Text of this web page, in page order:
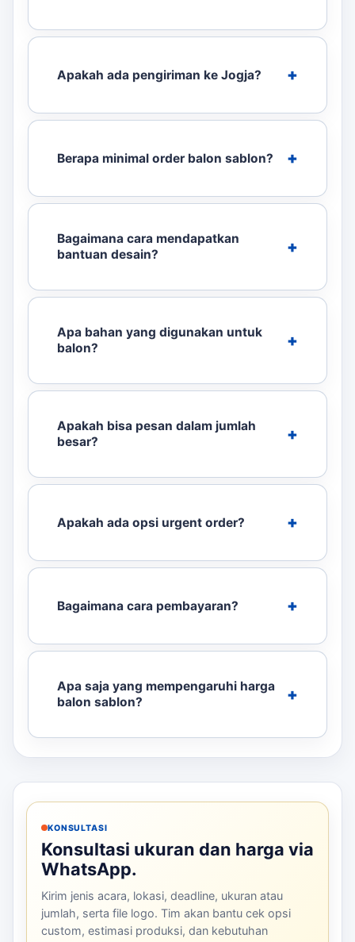
Apakah ada pengiriman ke Jogja?
Berapa minimal order balon sablon?
Bagaimana cara mendapatkan
bantuan desain?
Apa bahan yang digunakan untuk
balon?
Apakah bisa pesan dalam jumlah
besar?
Apakah ada opsi urgent order?
Bagaimana cara pembayaran?
Apa saja yang mempengaruhi harga
balon sablon?
KONSULTASI
Konsultasi ukuran dan harga via
WhatsApp.
Kirim jenis acara, lokasi, deadline, ukuran atau
jumlah, serta file logo. Tim akan bantu cek opsi
custom, estimasi produksi, dan kebutuhan